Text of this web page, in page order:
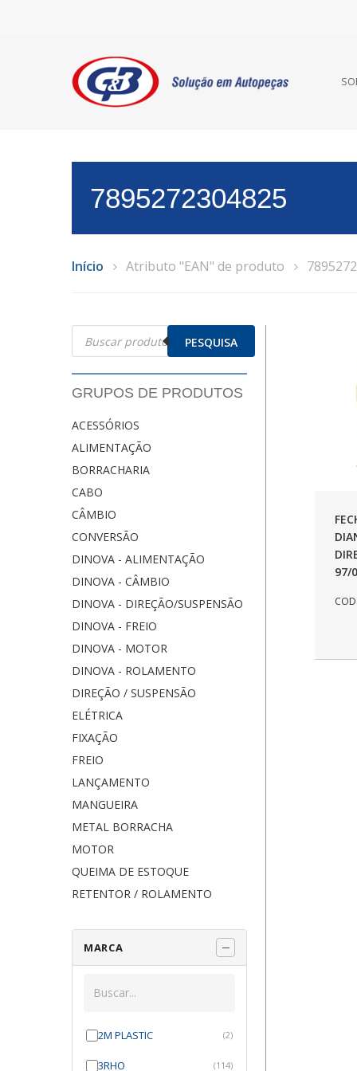
7895272304825
Início Atributo "EAN" de produto
Pesquisar
produtos PESQUISA
GRUPOS DE PRODUTOS
ACESSÓRIOS
ALIMENTAÇÃO
BORRACHARIA
CABO
CÂMBIO
CONVERSÃO
DINOVA - ALIMENTAÇÃO
DINOVA - CÂMBIO
DINOVA - DIREÇÃO/SUSPENSÃO
DINOVA - FREIO
DINOVA - MOTOR
DINOVA - ROLAMENTO
DIREÇÃO / SUSPENSÃO
ELÉTRICA
FIXAÇÃO
FREIO
LANÇAMENTO
MANGUEIRA
METAL BORRACHA
MOTOR
QUEIMA DE ESTOQUE
RETENTOR / ROLAMENTO
MARCA
2M PLASTIC (2)
3RHO (114)
97/